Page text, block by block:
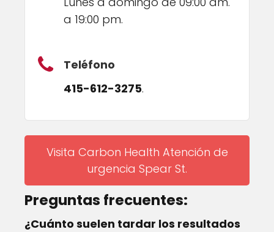
a 19:00 pm.
Teléfono
415-612-3275.
Visita Carbon Health Atención de
urgencia Spear St.
Preguntas frecuentes:
¿Cuánto suelen tardar los resultados